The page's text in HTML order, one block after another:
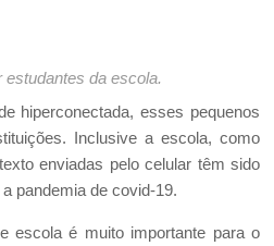
estudantes da escola.
hiperconectada, esses pequenos
Inclusive a escola, como
enviadas pelo celular têm sido
pandemia de covid-19.
escola é muito importante para o